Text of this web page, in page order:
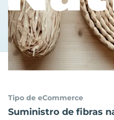
Tipo de eCommerce
Suministro de fibras